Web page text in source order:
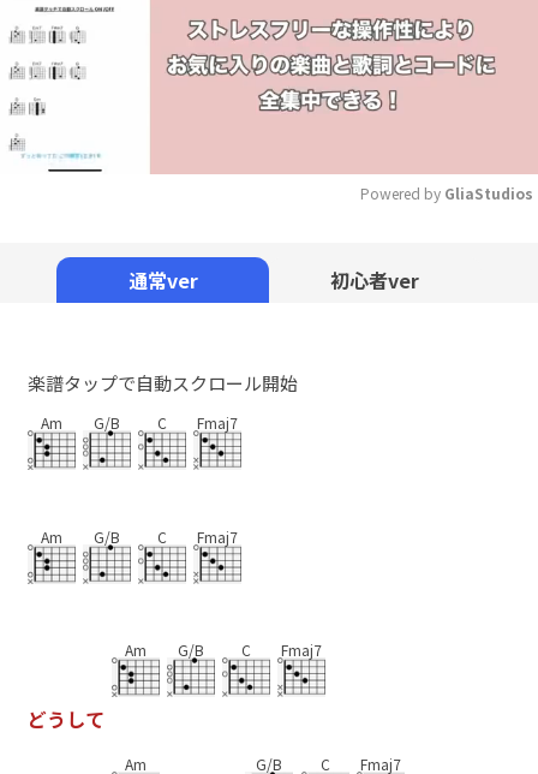
Powered by GliaStudios
通常ver 初心者ver
楽譜タップで自動スクロール開始
Am G/B C Fmaj7
Am G/B C Fmaj7
どう して
Am G/B C Fmaj7
Am G/B C Fmaj7